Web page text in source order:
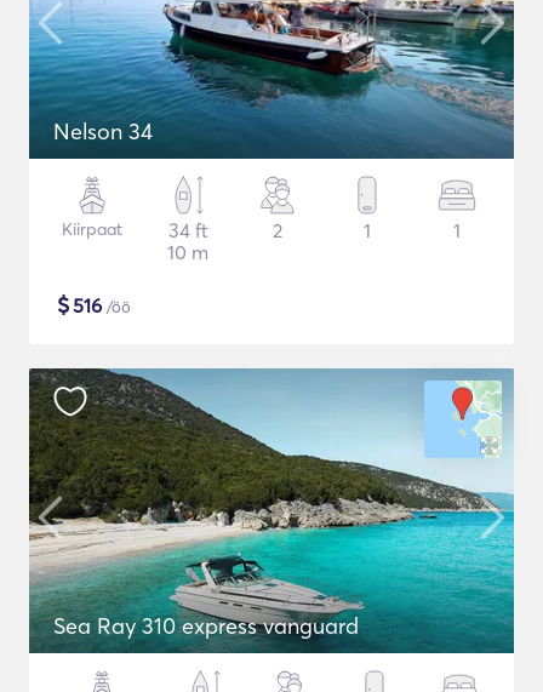
Nelson 34
Kiirpaat
34 ft
10 m
2 1 1
$516 /öö
Sea Ray 310 express vanguard